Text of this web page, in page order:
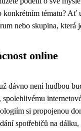
konkrétním tématu? Ať
nebo skupina, která
online
dávno není hudbou
si propojenou
spotřebičů na dálku,